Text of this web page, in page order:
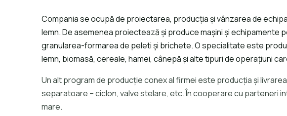
Compania se ocupă de proiectarea, producția și vânzarea de
lemn. De asemenea proiectează și produce mașini și
granularea-formarea de peleti și brichete. O specialitate este
lemn, biomasă, cereale, hamei, cânepă și alte tipuri de operațiuni
Un alt program de producție conex al firmei este producția și
separatoare – ciclon, valve stelare, etc. În cooperare cu parteneri
mare.